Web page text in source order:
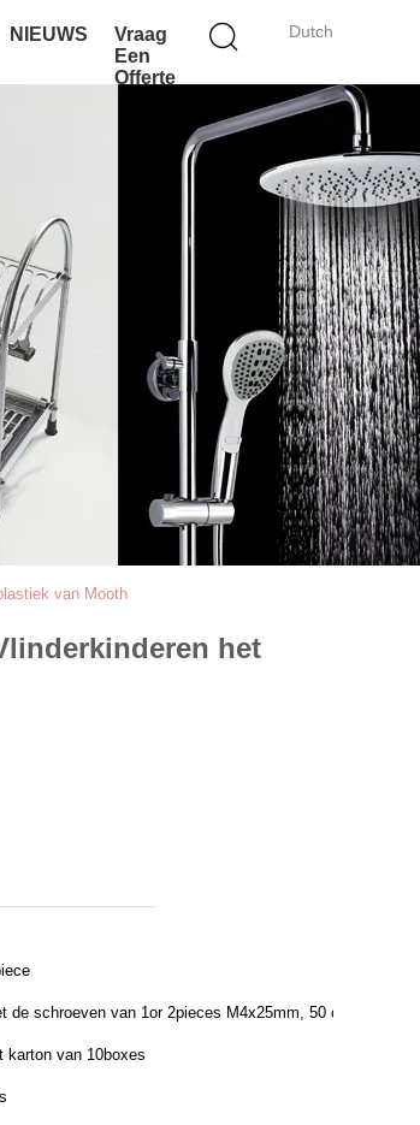
Dutch
NIEUWS
Vraag
Een
Offerte
van Mooth
het
de schroeven van 1or 2pieces M4x25mm, 50 of
karton van 10boxes